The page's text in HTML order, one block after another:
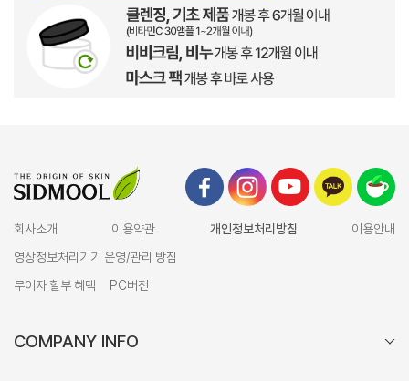
회사소개 이용약관 개인정보처리방침
이용안내
영상정보처리기기 운영/관리 방침
무이자 할부 혜택
PC버전
COMPANY INFO